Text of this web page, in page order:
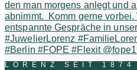
LORENZ SEIT 1874